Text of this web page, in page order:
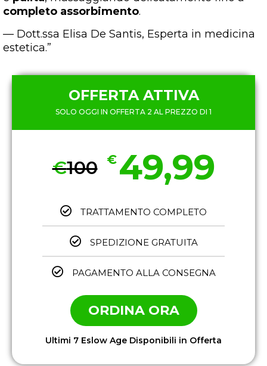
completo assorbimento.
— Dott.ssa Elisa De Santis, Esperta in medicina
estetica.”
OFFERTA ATTIVA
SOLO OGGI IN OFFERTA 2 AL PREZZO DI 1
€100 € 49,99
TRATTAMENTO COMPLETO
SPEDIZIONE GRATUITA
PAGAMENTO ALLA CONSEGNA
ORDINA ORA
Ultimi 7 Eslow Age Disponibili in Offerta